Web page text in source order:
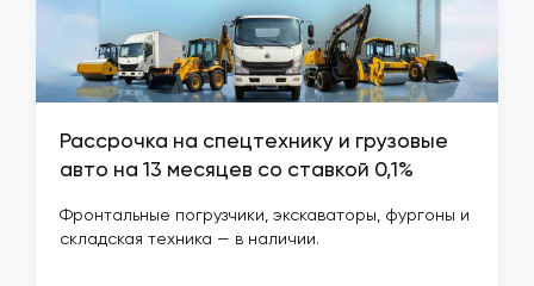
Рассрочка на спецтехнику и грузовые
авто на 13 месяцев со ставкой 0,1%
Фронтальные погрузчики, экскаваторы, фургоны и
складская техника — в наличии.